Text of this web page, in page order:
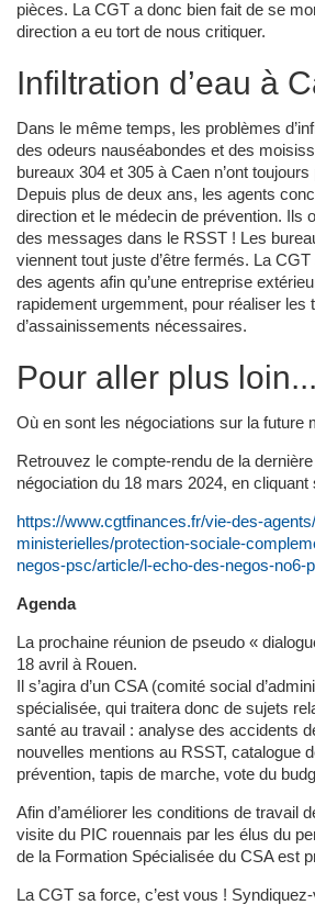
pièces. La CGT a donc bien fait de se
direction a eu tort de nous critiquer.
Infiltration d’eau à
Dans le même temps, les problèmes
des odeurs nauséabondes et des
bureaux 304 et 305 à Caen n’ont
Depuis plus de deux ans, les agents
direction et le médecin de prévention. Ils
des messages dans le RSST ! Les
viennent tout juste d’être fermés. La
des agents afin qu’une entreprise
rapidement urgemment, pour réaliser les
d’assainissements nécessaires.
Pour aller plus loin...
Où en sont les négociations sur la future
Retrouvez le compte-rendu de la
négociation du 18 mars 2024, en cliquant
https://www.cgtfinances.fr/vie-des-
ministerielles/protection-sociale-
negos-psc/article/l-echo-des-negos-no6-
Agenda
La prochaine réunion de pseudo «
18 avril à Rouen.
Il s’agira d’un CSA (comité social
spécialisée, qui traitera donc de sujets
santé au travail : analyse des accidents
nouvelles mentions au RSST, catalogue
prévention, tapis de marche, vote du
Afin d’améliorer les conditions de travail
visite du PIC rouennais par les élus du
de la Formation Spécialisée du CSA est
La CGT sa force, c’est vous !